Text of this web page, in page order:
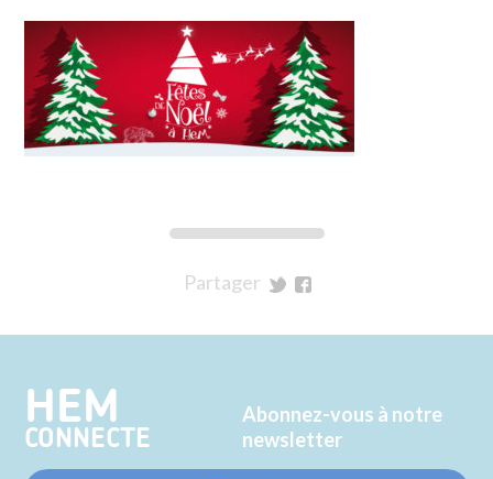
Partager
Twitter
Facebook
HEM
CONNECTE
Abonnez-vous à notre
newsletter